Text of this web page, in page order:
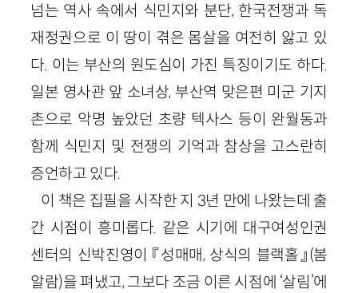
넘는 역사 속에서 식민지와 분단, 한국전쟁과 독
재정권으로 이 땅이 겪은 몸살을 여전히 앓고 있
다. 이는 부산의 원도심이 가진 특징이기도 하다.
일본 영사관 앞 소녀상, 부산역 맞은편 미군 기지
촌으로 악명 높았던 초량 텍사스 등이 완월동과
함께 식민지 및 전쟁의 기억과 참상을 고스란히
증언하고 있다.
이 책은 집필을 시작한 지 3년 만에 나왔는데 출
간 시점이 흥미롭다. 같은 시기에 대구여성인권
센터의 신박진영이 『성매매, 상식의 블랙홀』(봄
알람)을 펴냈고, 그보다 조금 이른 시점에 ‘살림’에